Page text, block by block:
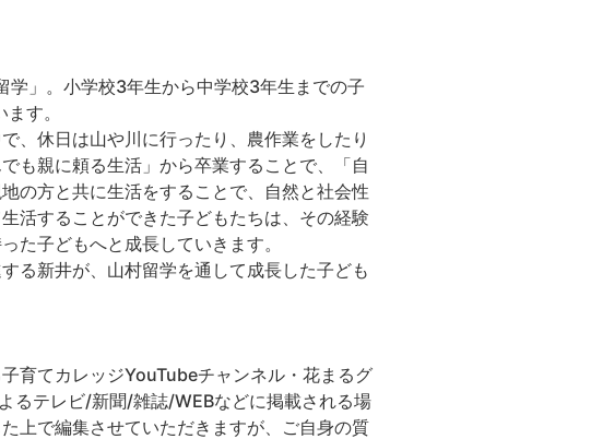
学」。小学校3年生から中学校3年生までの子
す。
、休日は山や川に行ったり、農作業をしたり
も親に頼る生活」から卒業することで、「自
の方と共に生活をすることで、自然と社会性
活することができた子どもたちは、その経験
た子どもへと成長していきます。
る新井が、山村留学を通して成長した子ども
育てカレッジYouTubeチャンネル・花まるグ
るテレビ/新聞/雑誌/WEBなどに掲載される場
上で編集させていただきますが、ご自身の質